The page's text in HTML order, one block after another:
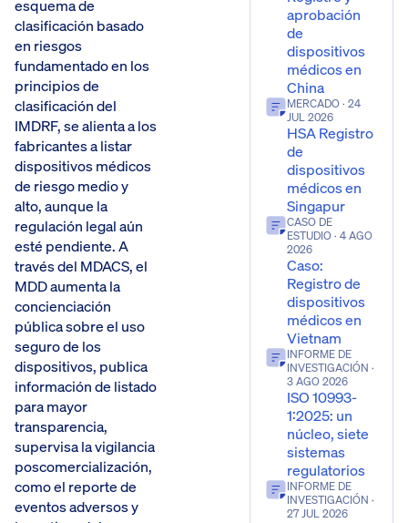
esquema de
clasificación basado
en riesgos
fundamentado en los
principios de
clasificación del
IMDRF, se alienta a los
fabricantes a listar
dispositivos médicos
de riesgo medio y
alto, aunque la
regulación legal aún
esté pendiente. A
través del MDACS, el
MDD aumenta la
concienciación
pública sobre el uso
seguro de los
dispositivos, publica
información de listado
para mayor
transparencia,
supervisa la vigilancia
poscomercialización,
como el reporte de
eventos adversos y
aprobación
de
dispositivos
médicos en
China
MERCADO · 24
JUL 2026
HSA Registro
de
dispositivos
médicos en
Singapur
CASO DE
ESTUDIO · 4 AGO
2026
Caso:
Registro de
dispositivos
médicos en
Vietnam
INFORME DE
INVESTIGACIÓN ·
3 AGO 2026
ISO 10993-
1:2025: un
núcleo, siete
sistemas
regulatorios
INFORME DE
INVESTIGACIÓN ·
27 JUL 2026